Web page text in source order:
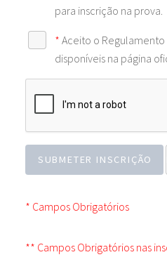
para inscrição na prova.
*Aceito o
disponíveis na página
SUBMETER INSCRIÇÃO
* Campos Obrigatórios
** Campos Obrigatórios nas